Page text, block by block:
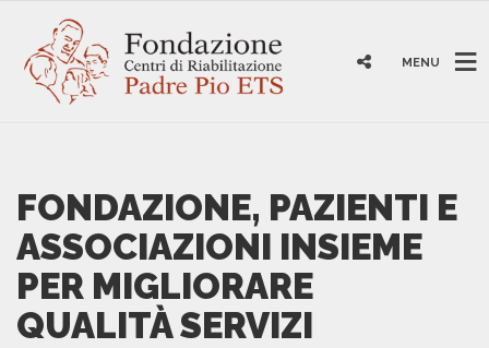
MENU
FONDAZIONE, PAZIENTI E
ASSOCIAZIONI INSIEME
PER MIGLIORARE
QUALITÀ SERVIZI